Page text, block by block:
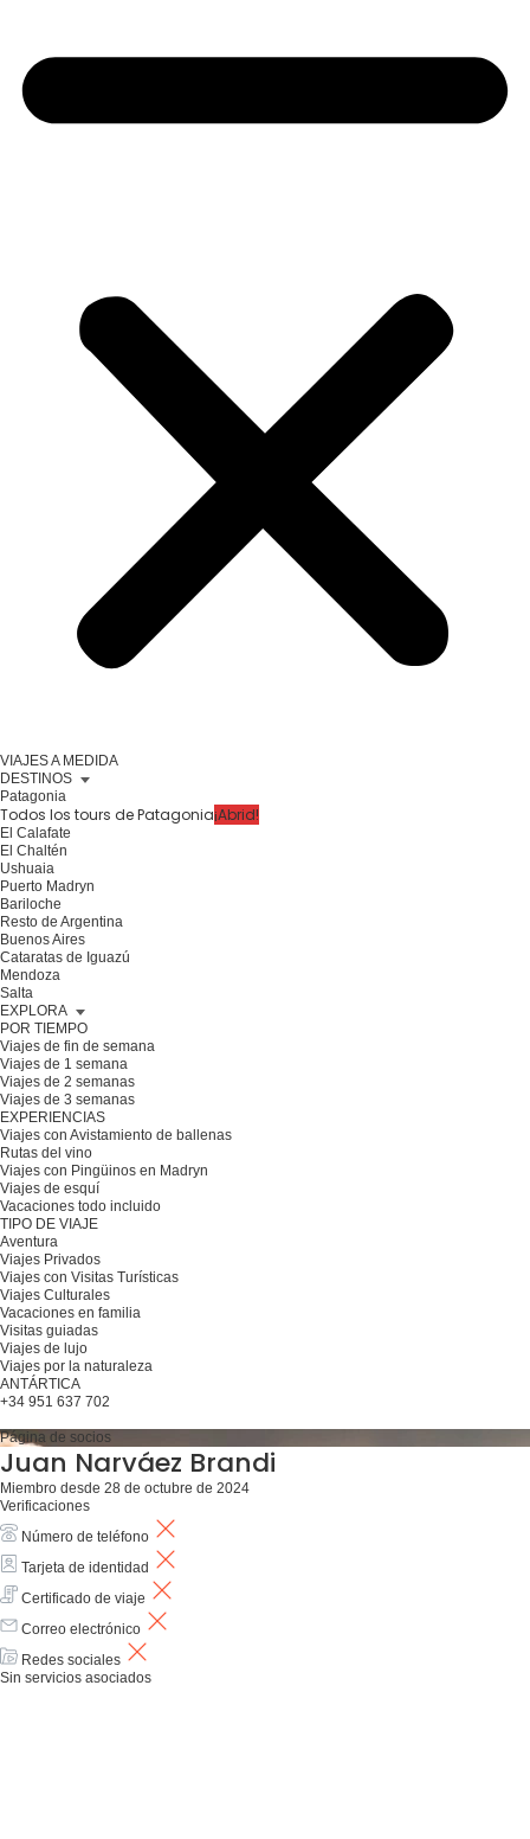
VIAJES A MEDIDA
DESTINOS
Patagonia
Todos los tours de Patagonia¡Abrid!
El Calafate
El Chaltén
Ushuaia
Puerto Madryn
Bariloche
Resto de Argentina
Buenos Aires
Cataratas de Iguazú
Mendoza
Salta
EXPLORA
POR TIEMPO
Viajes de fin de semana
Viajes de 1 semana
Viajes de 2 semanas
Viajes de 3 semanas
EXPERIENCIAS
Viajes con Avistamiento de ballenas
Rutas del vino
Viajes con Pingüinos en Madryn
Viajes de esquí
Vacaciones todo incluido
TIPO DE VIAJE
Aventura
Viajes Privados
Viajes con Visitas Turísticas
Viajes Culturales
Vacaciones en familia
Visitas guiadas
Viajes de lujo
Viajes por la naturaleza
ANTÁRTICA
+34 951 637 702
Página de socios
Juan Narváez Brandi
Miembro desde 28 de octubre de 2024
Verificaciones
Número de teléfono
Tarjeta de identidad
Certificado de viaje
Correo electrónico
Redes sociales
Sin servicios asociados